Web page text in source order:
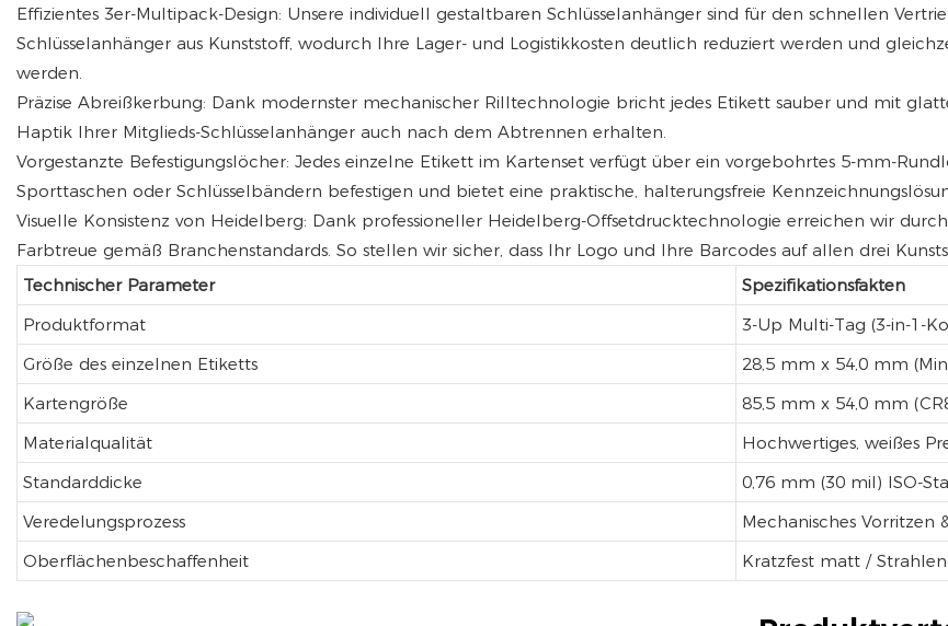
Effizientes 3er-Multipack-Design: Unsere individuell gestaltbaren Schlüsselanhänger sind für den schnellen
Schlüsselanhänger aus Kunststoff, wodurch Ihre Lager- und Logistikkosten deutlich reduziert werden und
werden.
Präzise Abreißkerbung: Dank modernster mechanischer Rilltechnologie bricht jedes Etikett sauber und mit
Haptik Ihrer Mitglieds-Schlüsselanhänger auch nach dem Abtrennen erhalten.
Vorgestanzte Befestigungslöcher: Jedes einzelne Etikett im Kartenset verfügt über ein vorgebohrtes 5-mm-
Sporttaschen oder Schlüsselbändern befestigen und bietet eine praktische, halterungsfreie
Visuelle Konsistenz von Heidelberg: Dank professioneller Heidelberg-Offsetdrucktechnologie erreichen wir
Farbtreue gemäß Branchenstandards. So stellen wir sicher, dass Ihr Logo und Ihre Barcodes auf allen drei
Technischer Parameter
Spezifikationsfakten
Produktformat
3-Up Multi-Tag (3-in-1-
Größe des einzelnen Etiketts
28,5 mm x 54,0 mm
Kartengröße
85,5 mm x 54,0 mm
Materialqualität
Hochwertiges, weißes
Standarddicke
0,76 mm (30 mil) ISO-
Veredelungsprozess
Mechanisches Vorritzen
Oberflächenbeschaffenheit
Kratzfest matt /